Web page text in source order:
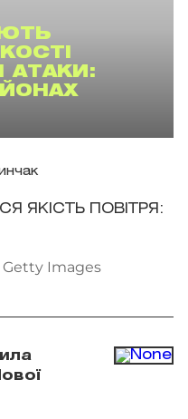
АТАКИ:
ЯКІСТЬ ПОВІТРЯ:
Getty Images